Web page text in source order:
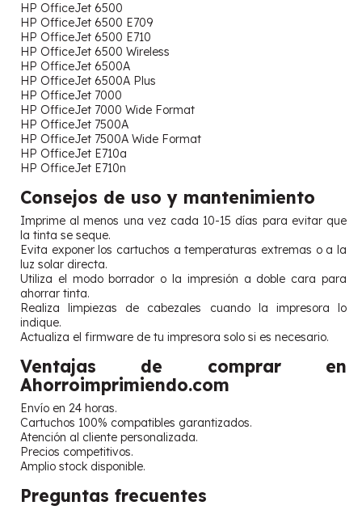
HP OfficeJet 6500
HP OfficeJet 6500 E709
HP OfficeJet 6500 E710
HP OfficeJet 6500 Wireless
HP OfficeJet 6500A
HP OfficeJet 6500A Plus
HP OfficeJet 7000
HP OfficeJet 7000 Wide Format
HP OfficeJet 7500A
HP OfficeJet 7500A Wide Format
HP OfficeJet E710a
HP OfficeJet E710n
Consejos de uso y mantenimiento
Imprime al menos una vez cada 10-15 días para evitar que
la tinta se seque.
Evita exponer los cartuchos a temperaturas extremas o a la
luz solar directa.
Utiliza el modo borrador o la impresión a doble cara para
ahorrar tinta.
Realiza limpiezas de cabezales cuando la impresora lo
indique.
Actualiza el firmware de tu impresora solo si es necesario.
Ventajas de comprar en
Ahorroimprimiendo.com
Envío en 24 horas.
Cartuchos 100% compatibles garantizados.
Atención al cliente personalizada.
Precios competitivos.
Amplio stock disponible.
Preguntas frecuentes